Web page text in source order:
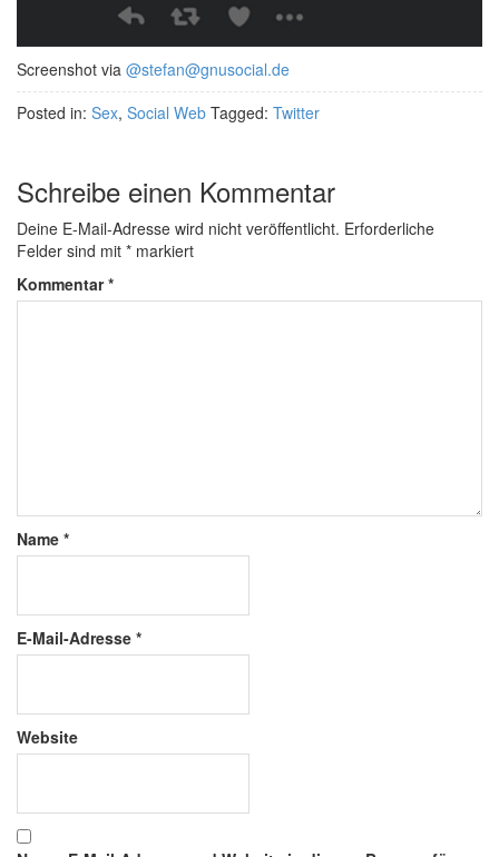
Screenshot via @stefan@gnusocial.de
Posted in: Sex, Social Web Tagged: Twitter
Schreibe einen Kommentar
Deine E-Mail-Adresse wird nicht veröffentlicht. Erforderliche
Felder sind mit * markiert
Kommentar*
Name *
E-Mail-Adresse *
Website